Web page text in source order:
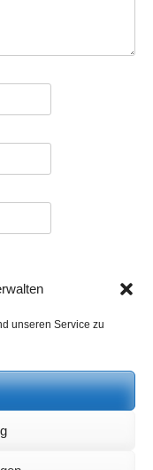
unseren Service zu
v tomto prehliadači